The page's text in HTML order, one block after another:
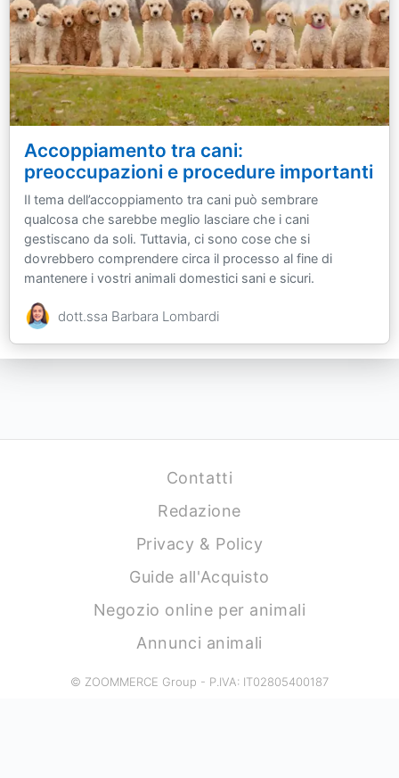
Accoppiamento tra cani:
preoccupazioni e procedure importanti
Il tema dell’accoppiamento tra cani può sembrare
qualcosa che sarebbe meglio lasciare che i cani
gestiscano da soli. Tuttavia, ci sono cose che si
dovrebbero comprendere circa il processo al fine di
mantenere i vostri animali domestici sani e sicuri.
dott.ssa Barbara Lombardi
Contatti
Redazione
Privacy & Policy
Guide all'Acquisto
Negozio online per animali
Annunci animali
© ZOOMMERCE Group - P.IVA: IT02805400187